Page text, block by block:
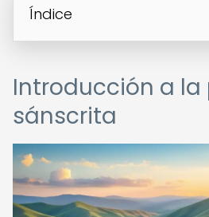
Índice
Introducción a la
sánscrita